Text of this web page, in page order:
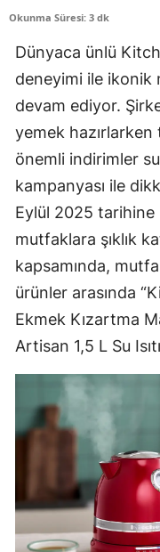
Okunma Süresi: 3 dk
Dünyaca ünlü
deneyimi ile ikonik
devam ediyor.
yemek
önemli indirimler
kampanyası ile
Eylül 2025
mutfaklara şıklık
kapsamında,
ürünler arasında
Ekmek Kızartma
Artisan 1,5 L Su